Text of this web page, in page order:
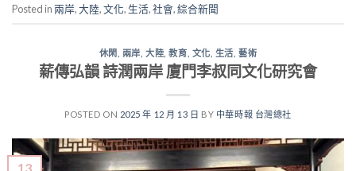
Posted in兩岸,大陸,文化,生活,社會,綜合新聞
休閑 兩岸 ,大陸 ,教育 文化 生活 ,藝術
薪傳弘韻 詩潤兩岸 廈門李叔同文化研究會
POSTED ON 2025 年 12 月 13 日 BY 中華時報 台灣總社
13